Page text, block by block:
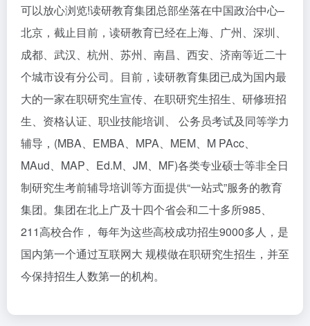
可以放心浏览!读研教育集团总部坐落在中国政治中心–
北京，截止目前，读研教育已经在上海、广州、深圳、
成都、武汉、杭州、苏州、南昌、西安、济南等近二十
个城市设有分公司。目前，读研教育集团已成为国内最
大的一家在职研究生宣传、在职研究生招生、研修班招
生、资格认证、职业技能培训、 公务员考试及同等学力
辅导，(MBA、EMBA、MPA、MEM、M PAcc、
MAud、MAP、Ed.M、JM、MF)各类专业硕士等非全日
制研究生考前辅导培训等方面提供“一站式”服务的教育
集团。集团在北上广及十四个省会和二十多所985、
211高校合作， 每年为这些高校成功招生9000多人，是
国内第一个通过互联网大 规模做在职研究生招生，并至
今保持招生人数第一的机构。